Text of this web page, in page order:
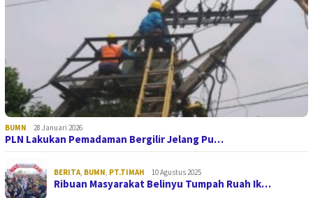
BUMN 28 Januari 2026
PLN Lakukan Pemadaman Bergilir Jelang Pu…
BERITA, BUMN, PT.TIMAH 10 Agustus 2025
Ribuan Masyarakat Belinyu Tumpah Ruah Ik…